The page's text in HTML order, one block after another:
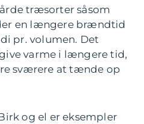
træsorter såsom
en længere brændtid
pr. volumen. Det
varme i længere tid,
sværere at tænde op
og el er eksempler